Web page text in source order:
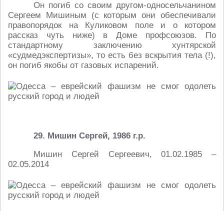
Он погиб со своим другом-односельчанином
Сергеем Мишиным (с которым они обеспечивали
правопорядок на Куликовом поле и о котором
рассказ чуть ниже) в Доме профсоюзов. По
стандартному заключению хунтярской
«судмедэкспертизы», то есть без вскрытия тела (!),
он погиб якобы от газовых испарений.
29. Мишин Сергей, 1986 г.р.
Мишин Сергей Сергеевич, 01.02.1985 –
02.05.2014